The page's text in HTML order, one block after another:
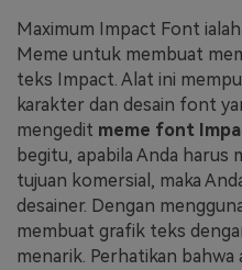
Maximum Impact Font
Meme untuk membuat
teks Impact. Alat ini
karakter dan desain font
mengedit meme font
begitu, apabila Anda harus
tujuan komersial, maka
desainer. Dengan
membuat grafik teks
menarik. Perhatikan